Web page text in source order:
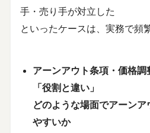
手・売り手が対立した
といったケースは、実務で頻
アーンアウト条項・価格
「役割と違い」
どのような場面でアーンア
やすいか